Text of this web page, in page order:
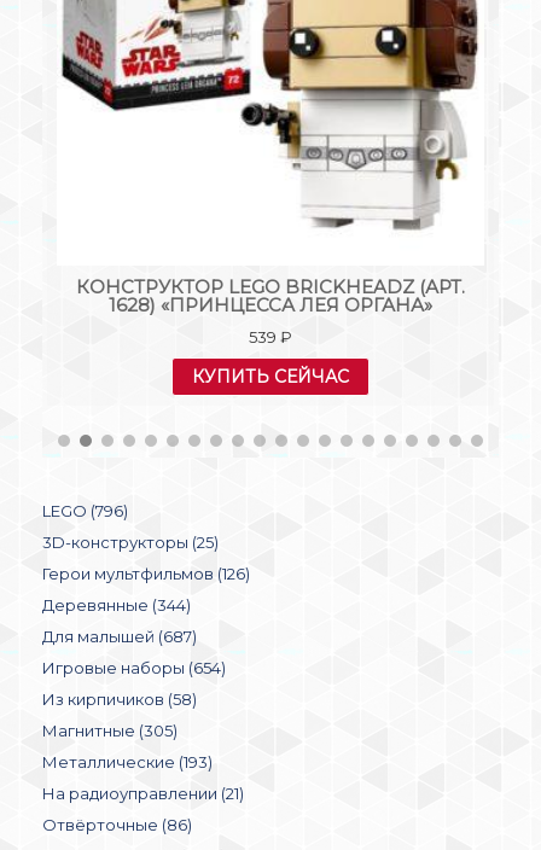
КОНСТРУКТОР LEGO BRICKHEADZ (АРТ.
1628) «ПРИНЦЕССА ЛЕЯ ОРГАНА»
539 ₽
КУПИТЬ СЕЙЧАС
LEGO (796)
3D-конструкторы (25)
Герои мультфильмов (126)
Деревянные (344)
Для малышей (687)
Игровые наборы (654)
Из кирпичиков (58)
Магнитные (305)
Металлические (193)
На радиоуправлении (21)
Отвёрточные (86)